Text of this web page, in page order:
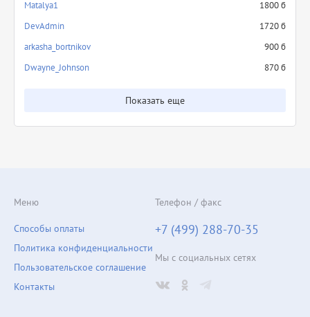
Matalya1
1800 б
DevAdmin
1720 б
arkasha_bortnikov
900 б
Dwayne_Johnson
870 б
Показать еще
Меню
Способы оплаты
Политика конфиденциальности
Пользовательское соглашение
Контакты
Телефон / факс
+7 (499) 288-70-35
Мы с социальных сетях